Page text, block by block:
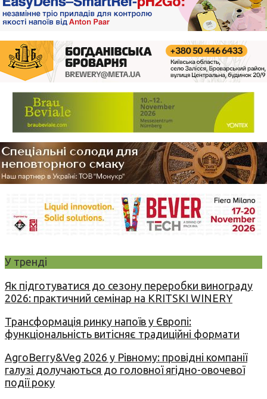
У тренді
Як підготуватися до сезону переробки винограду
2026: практичний семінар на KRITSKI WINERY
Трансформація ринку напоїв у Європі:
функціональність витісняє традиційні формати
AgroBerry&Veg 2026 у Рівному: провідні компанії
галузі долучаються до головної ягідно-овочевої
події року